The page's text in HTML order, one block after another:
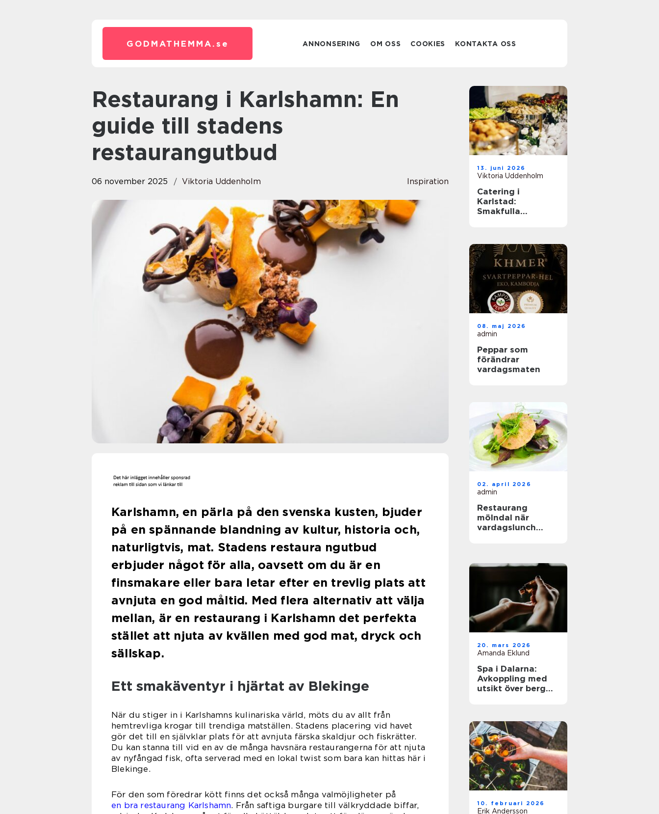
GODMATHEMMA. se ANNONSERING OM OSS COOKIES KONTAKTA OSS
Restaurang i Karlshamn: En
guide till stadens
restaurangutbud
06 november 2025 Viktoria Uddenholm Inspiration
Karlshamn, en pärla på den svenska kusten, bjuder
på en spännande blandning av kultur, historia och,
naturligtvis, mat. Stadens restaura ngutbud
erbjuder något för alla, oavsett om du är en
finsmakare eller bara letar efter en trevlig plats att
avnjuta en god måltid. Med flera alternativ att välja
mellan, är en restaurang i Karlshamn det perfekta
stället att njuta av kvällen med god mat, dryck och
sällskap.
Ett smakäventyr i hjärtat av Blekinge
När du stiger in i Karlshamns kulinariska värld, möts du av allt från
hemtrevliga krogar till trendiga matställen. Stadens placering vid havet
gör det till en självklar plats för att avnjuta färska skaldjur och fiskrätter.
Du kan stanna till vid en av de många havsnära restaurangerna för att njuta
av nyfångad fisk, ofta serverad med en lokal twist som bara kan hittas här i
Blekinge.
För den som föredrar kött finns det också många valmöjligheter på
en bra restaurang Karlshamn. Från saftiga burgare till välkryddade biffar,
13. juni 2026
Viktoria Uddenholm
Catering i
Karlstad:
Smakfulla
08. maj 2026
admin
Peppar som
förändrar
vardagsmaten
02. april 2026
admin
Restaurang
mölndal när
vardagslunch
20. mars 2026
Amanda Eklund
Spa i Dalarna:
Avkoppling med
utsikt över berg
10. februari 2026
Erik Andersson